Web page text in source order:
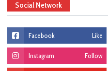
Social Network
Facebook Like
Instagram Follow